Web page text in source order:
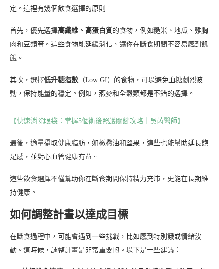
定。這裡有幾個飲食選擇的原則：
首先，優先選擇高纖維、高蛋白質的食物，例如糙米、地瓜、雞胸
肉和豆類等。這些食物能延緩消化，讓你在斷食期間不容易感到飢
餓。
其次，選擇低升糖指數 （Low GI）的食物，可以避免血糖劇烈波
動，保持能量的穩定。例如，燕麥和全穀類都是不錯的選擇。
【快速消除眼袋：掌握5個術後照護關鍵攻略｜吳芮醫師】
最後，適量攝取健康脂肪，如橄欖油和堅果，這些也能幫助延長飽
足感，並對心血管健康有益。
這些飲食選擇不僅幫助你在斷食期間保持精力充沛，更能在長期維
持健康。
如何調整計畫以達成目標
在斷食過程中，可能會遇到一些挑戰，比如感到特別餓或情緒波
動。這時候，調整計畫是非常重要的。以下是一些建議：